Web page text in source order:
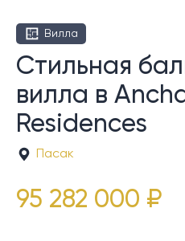
Вилла
Стильная
вилла в
Residences
Пасак
95 282 000 ₽